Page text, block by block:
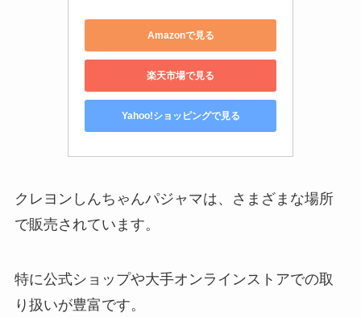
Amazonで見る
楽天市場で見る
Yahoo!ショッピングで見る
クレヨンしんちゃんパジャマは、さまざまな場所
で販売されています。
特に公式ショップや大手オンラインストアでの取
り扱いが豊富です。